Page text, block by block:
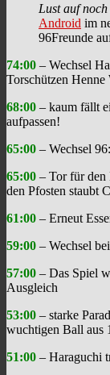
Lust auf
Android im
96Freunde
74:00 – Wechsel
Torschützen Henne
68:00 – kaum fällt
aufpassen!
65:00 – Wechsel
65:00 – Tor für den
den Pfosten staubt
61:00 – Erneut
59:00 – Wechsel
57:00 – Das Spiel
Ausgleich
53:00 – starke
wuchtigen Ball aus
51:00 – Haraguchi